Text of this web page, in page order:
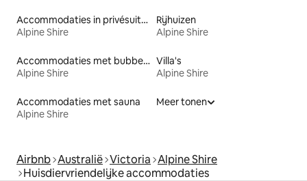
Accommodaties in privésuites
Alpine Shire
Rijhuizen
Alpine Shire
Accommodaties met bubbelbad
Alpine Shire
Villa's
Alpine Shire
Accommodaties met sauna
Alpine Shire
Meer tonen
Airbnb Australië Victoria Alpine Shire
Huisdiervriendelijke accommodaties